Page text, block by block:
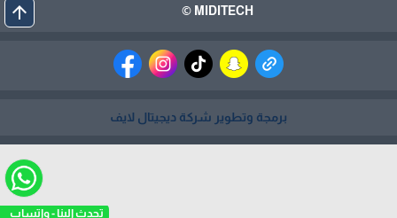
تحدث الينا - واتساب
MIDITECH ©
arrow_upward
برمجة وتطوير شركة ديجيتال لايف